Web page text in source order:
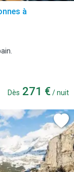
à
Dès 271 € / nuit